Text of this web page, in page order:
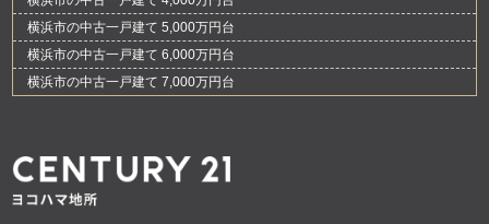
横浜市の中古一戸建て 5,000万円台
横浜市の中古一戸建て 6,000万円台
横浜市の中古一戸建て 7,000万円台